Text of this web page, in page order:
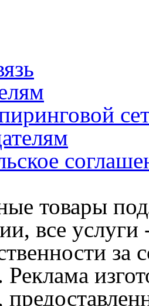
товары
все
Реклама